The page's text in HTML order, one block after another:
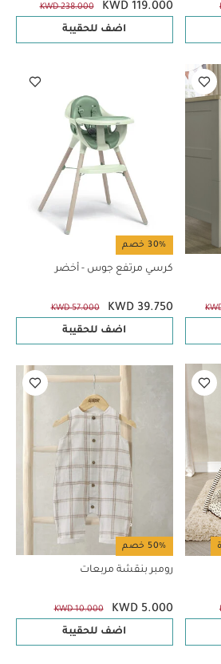
KWD 119.000
KWD 238.000
اضف للحقيبة
30% خصم
كرسي مرتفع جوس - أخضر
KWD 39.750
KWD 57.000
اضف للحقيبة
50% خصم
رومبر بنقشة مربعات
KWD 5.000
KWD 10.000
اضف للحقيبة